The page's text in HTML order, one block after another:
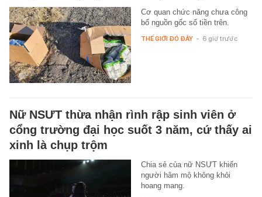
Cơ quan chức năng chưa công
bố nguồn gốc số tiền trên.
THẾ GIỚI ĐÓ ĐÂY - 6 giờ trước
Nữ NSƯT thừa nhận rình rập sinh viên ở
cổng trường đại học suốt 3 năm, cứ thấy ai
xinh là chụp trộm
Chia sẻ của nữ NSƯT khiến
người hâm mộ không khỏi
hoang mang.